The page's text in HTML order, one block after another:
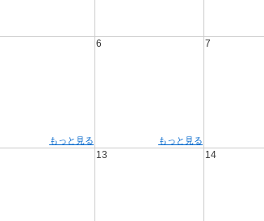
もっと見る
6
もっと見る
7
13 14